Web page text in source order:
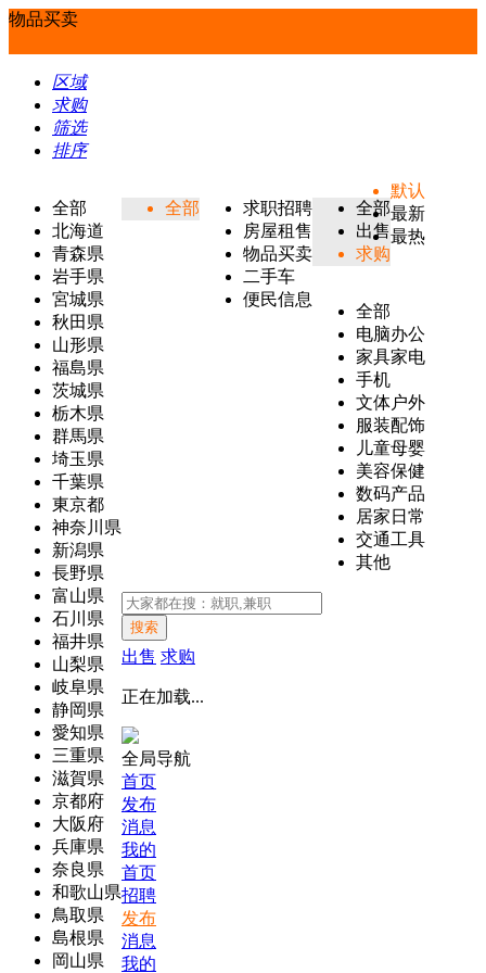
物品买卖
区域
求购
筛选
排序
全部
北海道
青森県
岩手県
宮城県
秋田県
山形県
福島県
茨城県
栃木県
群馬県
埼玉県
千葉県
東京都
神奈川県
新潟県
長野県
富山県
石川県
福井県
山梨県
岐阜県
静岡県
愛知県
三重県
滋賀県
京都府
大阪府
兵庫県
奈良県
和歌山県
鳥取県
島根県
岡山県
全部
求职招聘
房屋租售
物品买卖
二手车
便民信息
全部
出售
求购
全部
电脑办公
家具家电
手机
文体户外
服装配饰
儿童母婴
美容保健
数码产品
居家日常
交通工具
其他
默认
最新
最热
搜索
出售 求购
正在加载...
全局导航
首页
发布
消息
我的
首页
招聘
发布
消息
我的